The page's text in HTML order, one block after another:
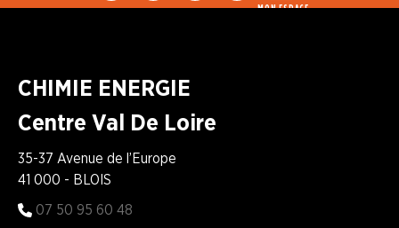
MON ESPACE
CHIMIE ENERGIE
Centre Val De Loire
35-37 Avenue de l’Europe
41 000 - BLOIS
07 50 95 60 48